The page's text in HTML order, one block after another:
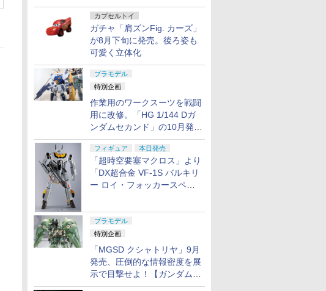
日発売！
カプセルトイ
ガチャ「肩ズンFig. カーズ」
が8月下旬に発売。後ろ姿も
可愛く立体化
プラモデル
特別企画
作業用のワークスーツを戦闘
用に改修。「HG 1/144 Dガ
ンダムセカンド」の10月発送
分が予約受付中【ガンダムベ
ース撮り下ろし】
フィギュア 本日発売
「超時空要塞マクロス」より
「DX超合金 VF-1S バルキリ
ー ロイ・フォッカースペシ
プラモデル
特別企画
「MGSD クシャトリヤ」9月
発売、圧倒的な情報密度を展
示で目撃せよ！【ガンダムベ
ース撮り下ろし】